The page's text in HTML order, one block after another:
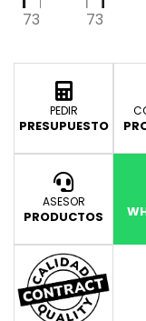
73 73
PEDIR
PRESUPUESTO
ASESOR
PRODUCTOS